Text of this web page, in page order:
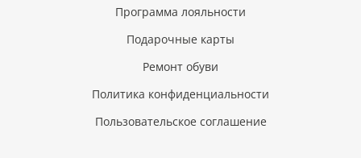
Программа лояльности
Подарочные карты
Ремонт обуви
Политика конфиденциальности
Пользовательское соглашение